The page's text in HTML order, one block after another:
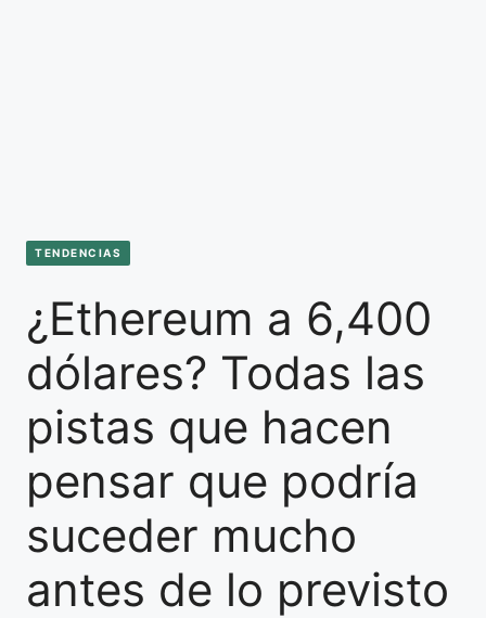
TENDENCIAS
¿Ethereum a 6,400
dólares? Todas las
pistas que hacen
pensar que podría
suceder mucho
antes de lo previsto